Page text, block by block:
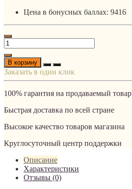
Цена в бонусных баллах: 9416
В корзину
Заказать в один клик
100% гарантия на продаваемый товар
Быстрая доставка по всей стране
Высокое качество товаров магазина
Круглосуточный центр поддержки
Описание
Характеристики
Отзывы (0)